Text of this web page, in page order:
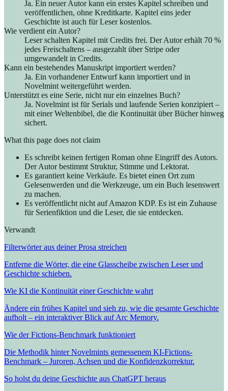
Ja. Ein neuer Autor kann ein erstes Kapitel schreiben und
veröffentlichen, ohne Kreditkarte. Kapitel eins jeder
Geschichte ist auch für Leser kostenlos.
Wie verdient ein Autor?
Leser schalten Kapitel mit Credits frei. Der Autor erhält 70 %
jedes Freischaltens – ausgezahlt über Stripe oder
umgewandelt in Credits.
Kann ein bestehendes Manuskript importiert werden?
Ja. Ein vorhandener Entwurf kann importiert und in
Novelmint weitergeführt werden.
Unterstützt es eine Serie, nicht nur ein einzelnes Buch?
Ja. Novelmint ist für Serials und laufende Serien konzipiert –
mit einer Weltenbibel, die die Kontinuität über Bücher hinweg
sichert.
What this page does not claim
Es schreibt keinen fertigen Roman ohne Eingriff des Autors.
Der Autor bestimmt Struktur, Stimme und Lektorat.
Es garantiert keine Verkäufe. Es bietet einen Ort zum
Gelesenwerden und die Werkzeuge, um ein Buch lesenswert
zu machen.
Es veröffentlicht nicht auf Amazon KDP. Es ist ein Zuhause
für Serienfiktion und die Leser, die sie entdecken.
Verwandt
Filterwörter aus deiner Prosa streichen
Entferne die Wörter, die eine Glasscheibe zwischen Leser und
Geschichte schieben.
Wie KI die Kontinuität einer Geschichte wahrt
Ändere ein frühes Kapitel und sieh zu, wie die gesamte Geschichte
aufholt – ein interaktiver Blick auf Arc Memory.
Wie der Fictions-Benchmark funktioniert
Die Methodik hinter Novelmints gemessenem KI-Fictions-
Benchmark – Juroren, Achsen und die Konfidenzkorrektur.
So holst du deine Geschichte aus ChatGPT heraus